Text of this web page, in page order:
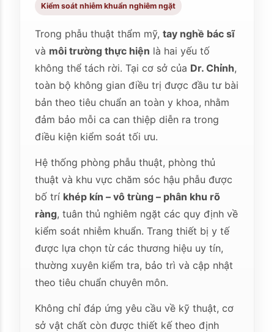
Kiểm soát nhiễm khuẩn nghiêm ngặt
Trong phẫu thuật thẩm mỹ,tay nghề bác sĩ
và môi trường thực hiện là hai yếu tố
không thể tách rời. Tại cơ sở của Dr. Chỉnh,
toàn bộ không gian điều trị được đầu tư bài
bản theo tiêu chuẩn an toàn y khoa, nhằm
đảm bảo mỗi ca can thiệp diễn ra trong
điều kiện kiểm soát tối ưu.
Hệ thống phòng phẫu thuật, phòng thủ
thuật và khu vực chăm sóc hậu phẫu được
bố trí khép kín – vô trùng – phân khu rõ
ràng, tuân thủ nghiêm ngặt các quy định về
kiểm soát nhiễm khuẩn. Trang thiết bị y tế
được lựa chọn từ các thương hiệu uy tín,
thường xuyên kiểm tra, bảo trì và cập nhật
theo tiêu chuẩn chuyên môn.
Không chỉ đáp ứng yêu cầu về kỹ thuật, cơ
sở vật chất còn được thiết kế theo định